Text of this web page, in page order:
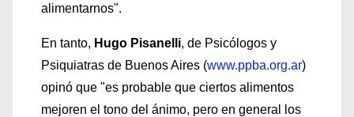
alimentarnos".
En tanto, Hugo Pisanelli, de Psicólogos y
Psiquiatras de Buenos Aires (www.ppba.org.ar)
opinó que "es probable que ciertos alimentos
mejoren el tono del ánimo, pero en general los